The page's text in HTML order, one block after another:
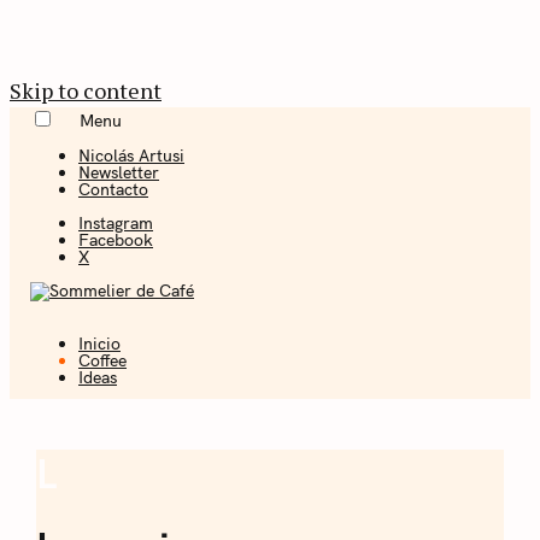
Skip to content
Menu
Nicolás Artusi
Newsletter
Contacto
Instagram
Facebook
X
Coffee + Ideas
Inicio
Coffee
Ideas